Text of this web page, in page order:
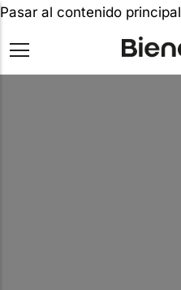
Pasar al contenido principal